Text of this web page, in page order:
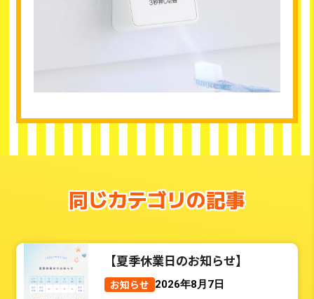
同じカテゴリの記事
【夏季休業日のお知らせ】
お知らせ 2026年8月7日